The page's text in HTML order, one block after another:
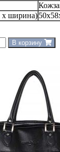
х ширина)
В корзину